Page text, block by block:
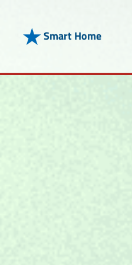
Smart Home